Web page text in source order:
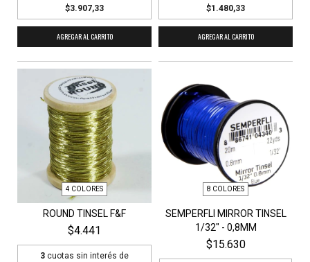
$3.907,33
AGREGAR AL CARRITO
$1.480,33
AGREGAR AL CARRITO
4 COLORES
ROUND TINSEL F&F
$4.441
3 cuotas sin interés de
8 COLORES
SEMPERFLI MIRROR TINSEL
1/32" - 0,8MM
$15.630